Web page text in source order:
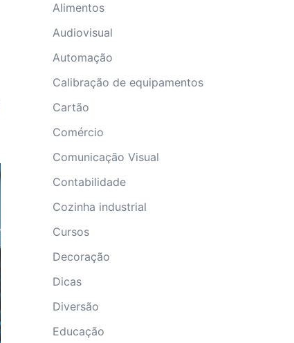
Alimentos
Audiovisual
Automação
Calibração de equipamentos
Cartão
Comércio
Comunicação Visual
Contabilidade
Cozinha industrial
Cursos
Decoração
Dicas
Diversão
Educação